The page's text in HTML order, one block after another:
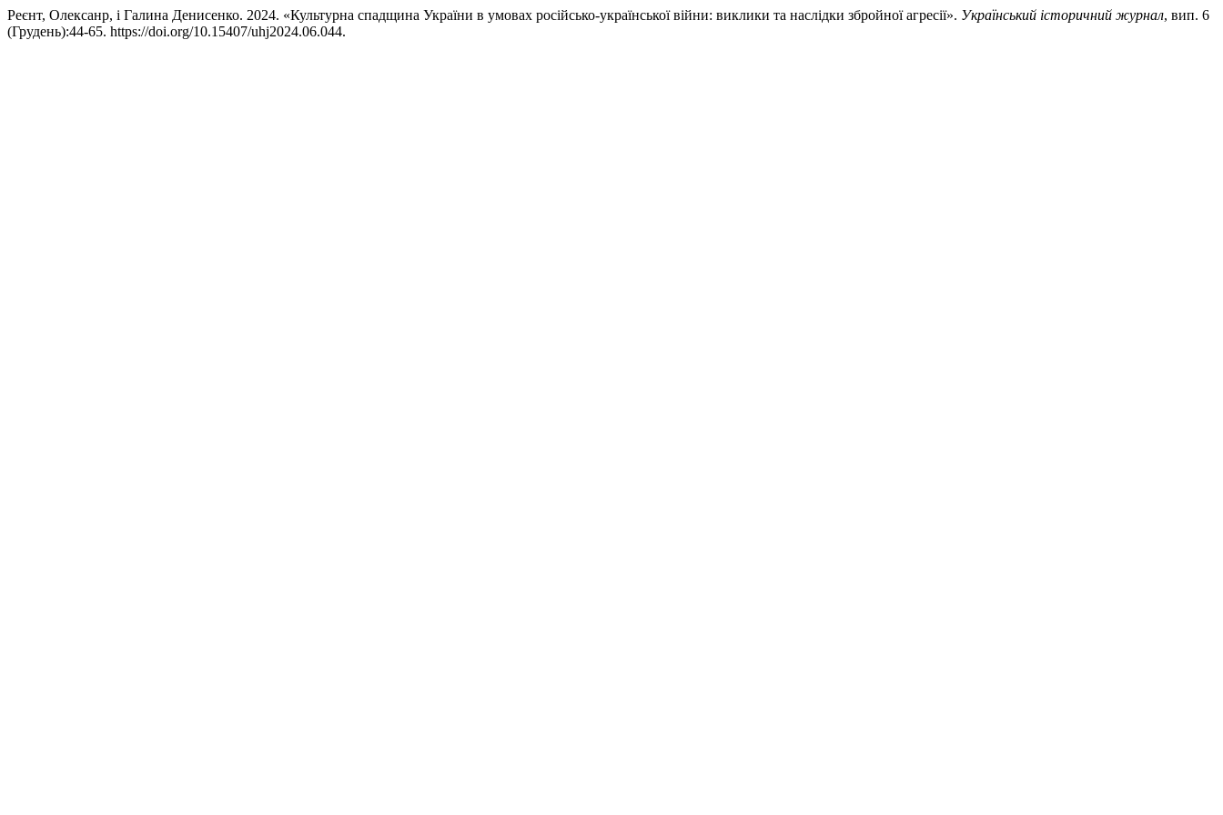
Реєнт, Олексанр, і Галина Денисенко. 2024. «Культурна спадщина України в умовах російсько-української війни: виклики та наслідки збройної агресії». Український історичний журнал, вип. 6
(Грудень):44-65. https://doi.org/10.15407/uhj2024.06.044.